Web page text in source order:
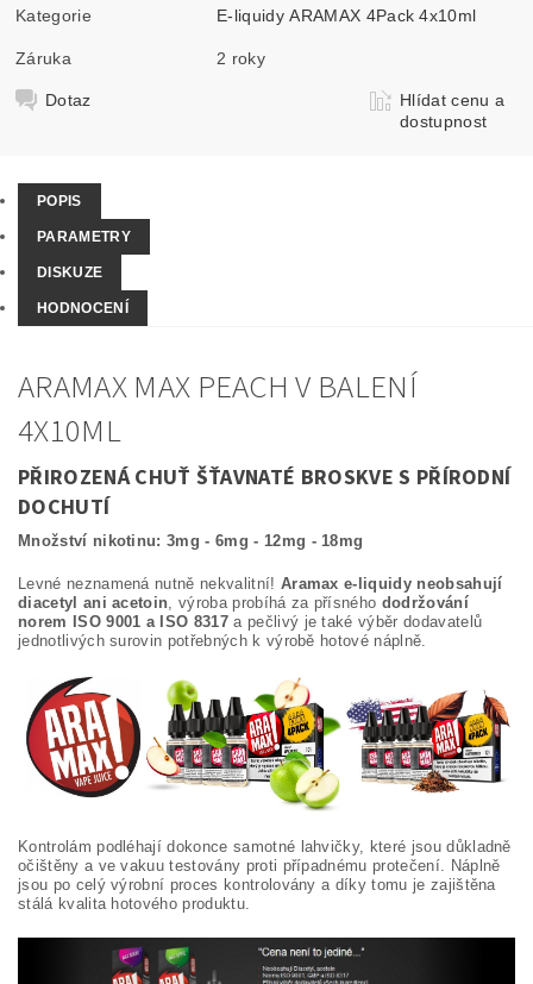
Kategorie E-liquidy ARAMAX 4Pack 4x10ml
Záruka 2 roky
Dotaz
Hlídat cenu a
dostupnost
POPIS
PARAMETRY
DISKUZE
HODNOCENÍ
ARAMAX MAX PEACH V BALENÍ
4X10ML
PŘIROZENÁ CHUŤ ŠŤAVNATÉ BROSKVE S PŘÍRODNÍ
DOCHUTÍ
Množství nikotinu: 3mg - 6mg - 12mg - 18mg
Levné neznamená nutně nekvalitní! Aramax e-liquidy neobsahují
diacetyl ani acetoin, výroba probíhá za přísného dodržování
norem ISO 9001 a ISO 8317 a pečlivý je také výběr dodavatelů
jednotlivých surovin potřebných k výrobě hotové náplně.
Kontrolám podléhají dokonce samotné lahvičky, které jsou důkladně
očištěny a ve vakuu testovány proti případnému protečení. Náplně
jsou po celý výrobní proces kontrolovány a díky tomu je zajištěna
stálá kvalita hotového produktu.